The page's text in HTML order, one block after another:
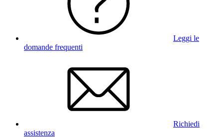
Leggi le
domande frequenti
Richiedi
assistenza